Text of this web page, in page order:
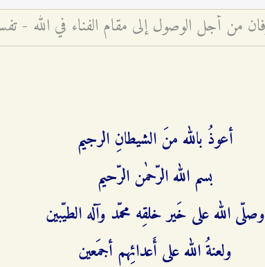
أعوذُ بالله منَ الشيطانِ الرجيم
بسم الله الرّحمٰن الرّحيم
وصلّى الله على خَير خلقِه محمّد وآله الطيّبين
ولعنةُ الله على أَعدائِهم أجمَعين